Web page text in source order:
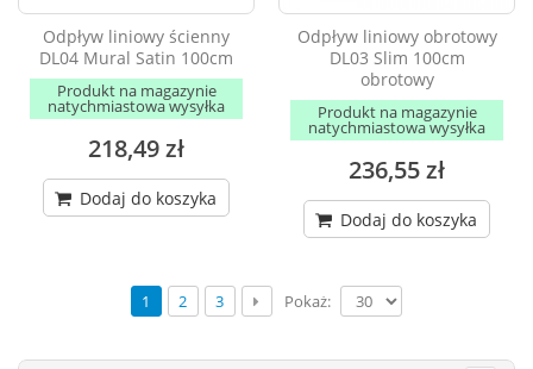
Odpływ liniowy ścienny
DL04 Mural Satin 100cm
Produkt na magazynie
natychmiastowa wysyłka
218,49 zł
Dodaj do koszyka
Odpływ liniowy obrotowy
DL03 Slim 100cm
obrotowy
Produkt na magazynie
natychmiastowa wysyłka
236,55 zł
Dodaj do koszyka
1 2 3 Pokaż: